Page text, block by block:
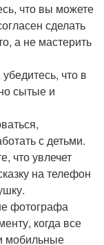
что вы можете
сделать
а не мастерить
что в
сытые и
с детьми.
что увлечет
на телефон
фотографа
когда все
мобильные